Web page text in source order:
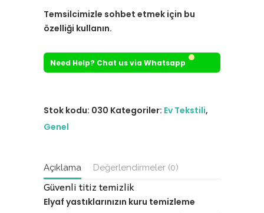
Temsilcimizle sohbet etmek için bu
özelliği kullanın.
Need Help? Chat us via Whatsapp
Stok kodu: 030 Kategoriler: Ev Tekstili,
Genel
Açıklama Değerlendirmeler (0)
Güvenli titiz temizlik
Elyaf yastıklarınızın kuru temizleme